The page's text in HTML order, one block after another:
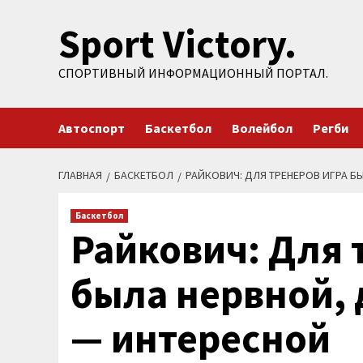
содержимомуSport Victory.
СПОРТИВНЫЙ ИНФОРМАЦИОННЫЙ ПОРТАЛ.
Автоспорт Баскетбол Волейбол Регби
ГЛАВНАЯ БАСКЕТБОЛ РАЙКОВИЧ: ДЛЯ ТРЕНЕРОВ ИГРА
Баскетбол
Райкович: Для
была нервной,
— интересной